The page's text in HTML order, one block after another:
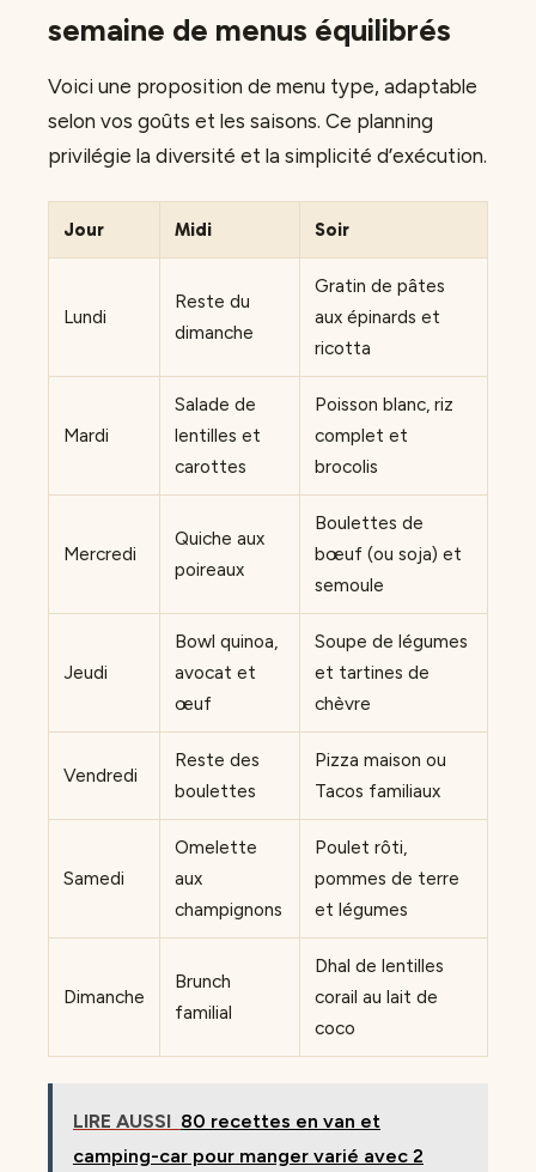
semaine de menus équilibrés
Voici une proposition de menu type, adaptable
selon vos goûts et les saisons. Ce planning
privilégie la diversité et la simplicité d’exécution.
Jour Midi Soir
Lundi
Reste du
dimanche
Gratin de pâtes
aux épinards et
ricotta
Mardi
Salade de
lentilles et
carottes
Poisson blanc, riz
complet et
brocolis
Mercredi
Quiche aux
poireaux
Boulettes de
bœuf (ou soja) et
semoule
Jeudi
Bowl quinoa,
avocat et
œuf
Soupe de légumes
et tartines de
chèvre
Vendredi
Reste des
boulettes
Pizza maison ou
Tacos familiaux
Samedi
Omelette
aux
champignons
Poulet rôti,
pommes de terre
et légumes
Dimanche
Brunch
familial
Dhal de lentilles
corail au lait de
coco
LIRE AUSSI 80 recettes en van et
camping-car pour manger varié avec 2